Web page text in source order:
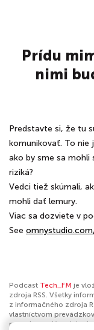
Prídu
nimi
Predstavte si, že tu
komunikovať. To nie
ako by sme sa
riziká?
Vedci tiež skúmali,
mohli dať lemury.
Viac sa dozviete v
See
Podcast Tech_FM je
zdroja RSS. Všetky
z informačného zdroja
vlastníctvom
nezodpovedá za ich